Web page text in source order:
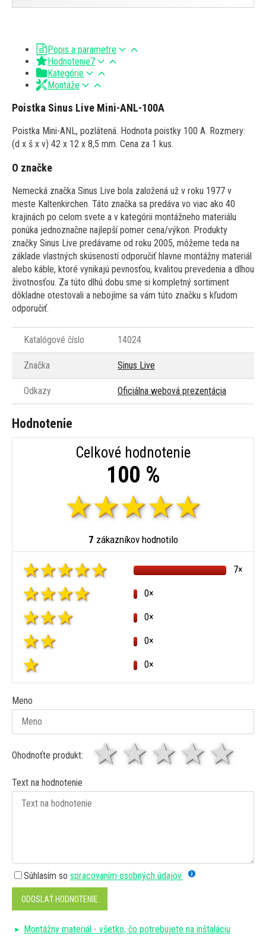
Popis a parametre
Hodnotenie7
Kategórie
Montáže
Poistka Sinus Live Mini-ANL-100A
Poistka Mini-ANL, pozlátená. Hodnota poistky 100 A. Rozmery:
(d x š x v) 42 x 12 x 8,5 mm. Cena za 1 kus.
O značke
Nemecká značka Sinus Live bola založená už v roku 1977 v
meste Kaltenkirchen. Táto značka sa predáva vo viac ako 40
krajinách po celom svete a v kategórii montážneho materiálu
ponúka jednoznačne najlepší pomer cena/výkon. Produkty
značky Sinus Live predávame od roku 2005, môžeme teda na
základe vlastných skúseností odporučiť hlavne montážny materiál
alebo káble, ktoré vynikajú pevnosťou, kvalitou prevedenia a dlhou
životnosťou. Za túto dlhú dobu sme si kompletný sortiment
dôkladne otestovali a nebojíme sa vám túto značku s kľudom
odporučiť.
Katalógové číslo 14024
Značka Sinus Live
Odkazy Oficiálna webová prezentácia
Hodnotenie
Celkové hodnotenie
100 %
7 zákazníkov hodnotilo
7×
0×
0×
0×
0×
Meno
Ohodnoťte produkt: 4
3
2 hviezdy
1 hviezda
Text na hodnotenie
Súhlasím so spracovaním osobných údajov.
ODOSLAŤ HODNOTENIE
Montážny materiál - všetko, čo potrebujete na inštaláciu